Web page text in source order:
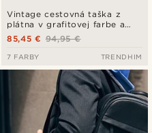
Vintage cestovná taška z
plátna v grafitovej farbe a
hnedej kože94,95 €
85,45 €
7 FARBY TRENDHIM